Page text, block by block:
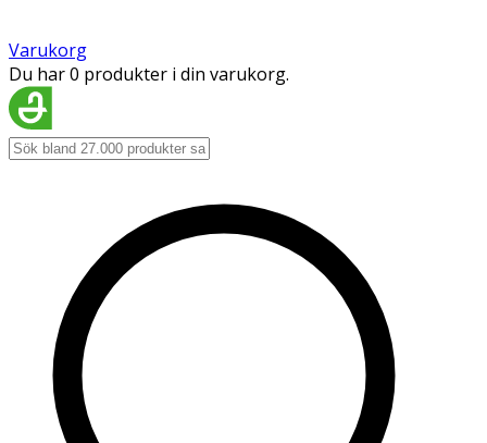
Varukorg
Du har 0 produkter i din varukorg.